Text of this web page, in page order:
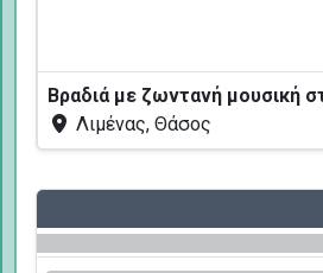
Βραδιά με ζωντανή μουσική
Λιμένας, Θάσος